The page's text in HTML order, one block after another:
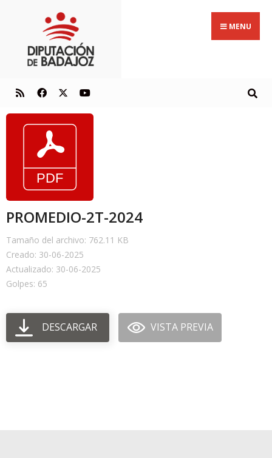
MENU
PROMEDIO-2T-2024
Tamaño del archivo: 762.11 KB
Creado: 30-06-2025
Actualizado: 30-06-2025
Golpes: 65
DESCARGAR VISTA PREVIA